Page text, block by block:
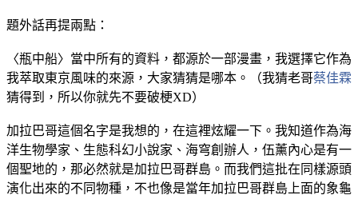
題外話再提兩點：
〈瓶中船〉當中所有的資料，都源於一部漫畫，我選擇它作為
我萃取東京風味的來源，大家猜猜是哪本。（我猜老哥蔡佳霖
猜得到，所以你就先不要破梗XD）
加拉巴哥這個名字是我想的，在這裡炫耀一下。我知道作為海
洋生物學家、生態科幻小說家、海穹創辦人，伍薰內心是有一
個聖地的，那必然就是加拉巴哥群島。而我們這批在同樣源頭
演化出來的不同物種，不也像是當年加拉巴哥群島上面的象龜